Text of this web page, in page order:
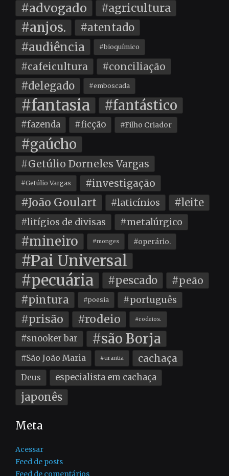
#advogado #agricultura
#anjos. #atentado
#audiência #bioquímico
#cafeicultura #conciliação
#delegado #emboscada
#fantasia #fantástico
#fazenda #ficção #Filho Criador
#gaúcho
#Getúlio Dorneles Vargas
#Getúlio Vargas #investigação
#João Goulart #laticínios #leite
#litígios de divisas #metalúrgico
#mineiro #monges #operário.
#Pai Universal
#pecuária
#pescado #peão
#pintura #poesia #português
#prisão #rodeio #rodeios.
#snooker bar #são Borja
#São João Maria #urantia cachaça
Deus especialista em cachaça
japonês
Meta
Acessar
Feed de posts
Feed de comentários